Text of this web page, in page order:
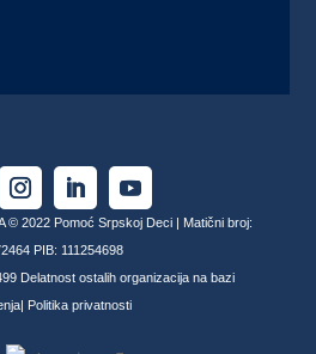
© 2022 Pomoć Srpskoj Deci | Matični broj:
PIB: 111254698
Delatnost ostalih organizacija na bazi
Politika privatnosti